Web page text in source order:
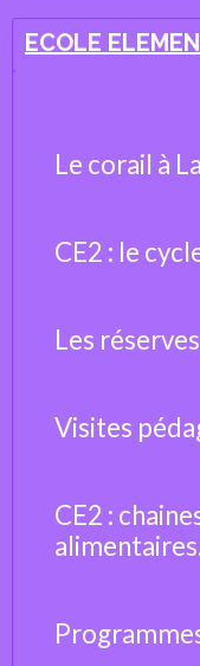
ECOLE
Le corail à
CE2 : le
Les
Visites
CE2 :